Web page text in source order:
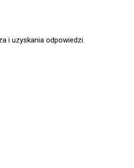
i uzyskania odpowiedzi.